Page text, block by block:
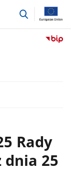
przejdź
Przejdź
Rady
dnia 25